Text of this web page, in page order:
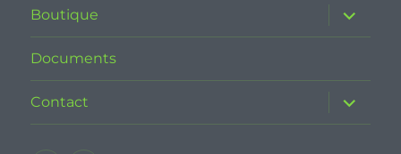
Boutique
ouvrir
le
sous-
Documents
Contact
ouvrir
le
sous-